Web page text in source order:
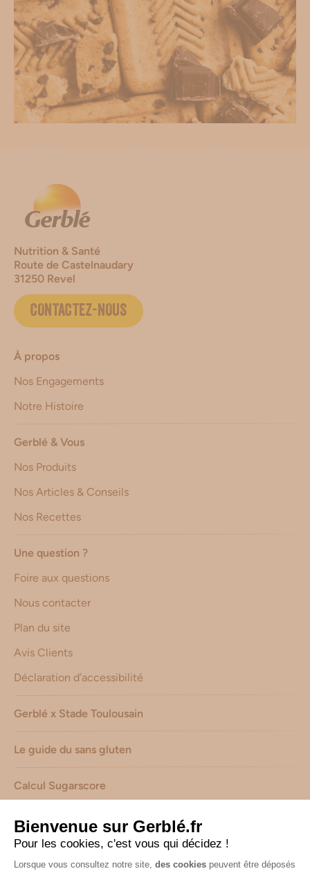
Nutrition & Santé
Route de Castelnaudary
31250 Revel
CONTACTEZ-NOUS
À propos
Nos Engagements
Notre Histoire
Gerblé & Vous
Nos Produits
Nos Articles & Conseils
Nos Recettes
Une question ?
Foire aux questions
Nous contacter
Plan du site
Avis Clients
Déclaration d’accessibilité
Gerblé x Stade Toulousain
Le guide du sans gluten
Calcul Sugarscore
Suivez-nous sur les réseaux !